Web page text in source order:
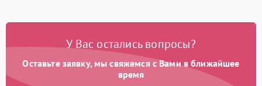
У Вас остались вопросы?
Оставьте заявку, мы свяжемся с Вами в ближайшее
время